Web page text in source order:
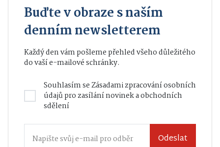
Buďte v obraze s naším
denním newsletterem
Každý den vám pošleme přehled všeho důležitého
do vaší e-mailové schránky.
Souhlasím seZásadami zpracování osobních
údajůpro zasílání novinek a obchodních
sdělení
Odeslat